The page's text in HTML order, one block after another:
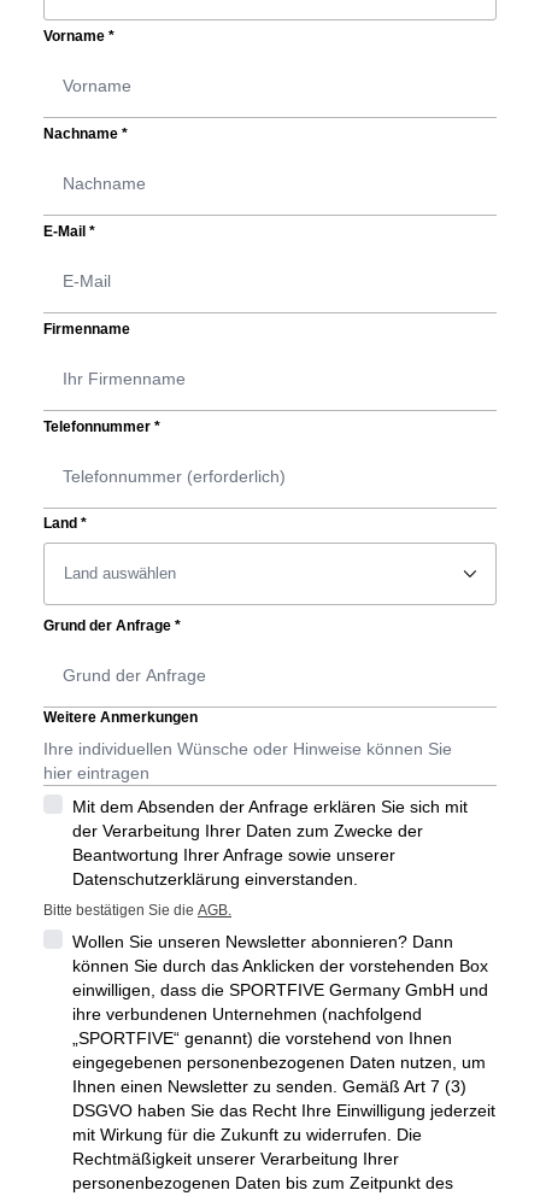
Vorname *
Nachname *
E-Mail *
Firmenname
Telefonnummer *
Land *
􀆈
Grund der Anfrage *
Weitere Anmerkungen
Mit dem Absenden der Anfrage erklären Sie sich mit
der Verarbeitung Ihrer Daten zum Zwecke der
Beantwortung Ihrer Anfrage sowie unserer
Datenschutzerklärung einverstanden.
Bitte bestätigen Sie die AGB.
Wollen Sie unseren Newsletter abonnieren? Dann
können Sie durch das Anklicken der vorstehenden Box
einwilligen, dass die SPORTFIVE Germany GmbH und
ihre verbundenen Unternehmen (nachfolgend
„SPORTFIVE“ genannt) die vorstehend von Ihnen
eingegebenen personenbezogenen Daten nutzen, um
Ihnen einen Newsletter zu senden. Gemäß Art 7 (3)
DSGVO haben Sie das Recht Ihre Einwilligung jederzeit
mit Wirkung für die Zukunft zu widerrufen. Die
Rechtmäßigkeit unserer Verarbeitung Ihrer
personenbezogenen Daten bis zum Zeitpunkt des